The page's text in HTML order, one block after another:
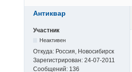
Антиквар
Участник
Неактивен
Откуда: Россия, Новосибирск
Зарегистрирован: 24-07-2011
Сообщений: 136